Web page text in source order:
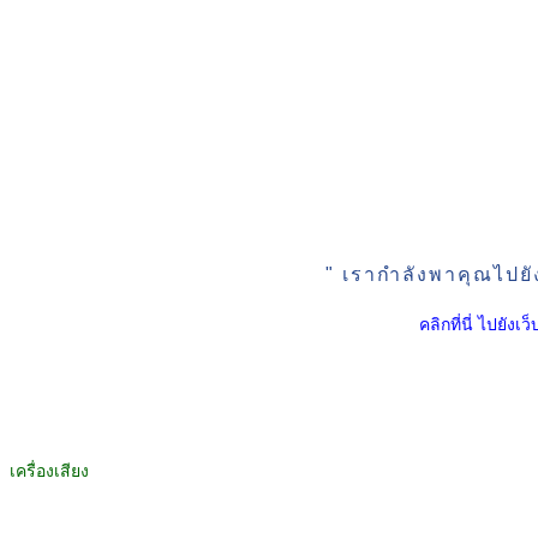
" เรากำลังพาคุณไปยั
คลิกที่นี่ ไปยังเ
เครื่องเสียง